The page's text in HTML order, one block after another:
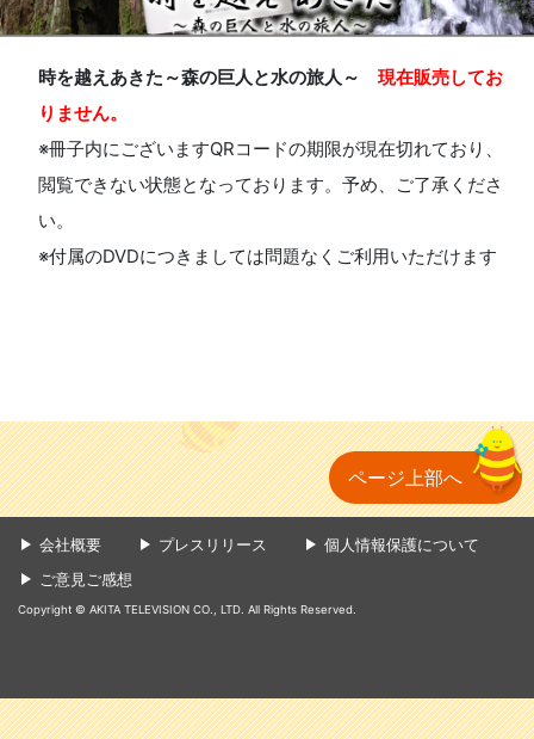
時を越えあきた～森の巨人と水の旅人～ 現在販売してお
りません。
※冊子内にございますQRコードの期限が現在切れており、
閲覧できない状態となっております。予め、ご了承くださ
い。
※付属のDVDにつきましては問題なくご利用いただけます
ページ上部へ
会社概要 プレスリリース
個人情報保護について
ご意見ご感想
Copyright © AKITA TELEVISION CO., LTD. All Rights Reserved.